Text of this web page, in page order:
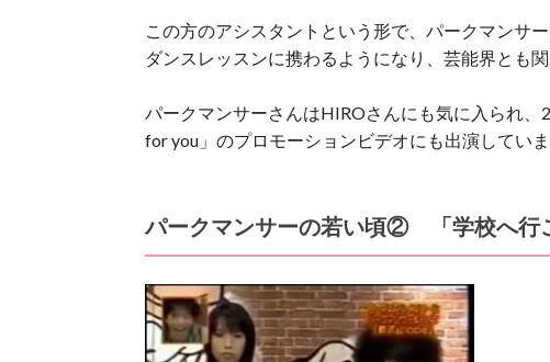
この方のアシスタントという形で、パークマンサ
ダンスレッスンに携わるようになり、芸能界とも
パークマンサーさんはHIROさんにも気に入られ、
for you」のプロモーションビデオにも出演していま
パークマンサーの若い頃② 「学校へ行